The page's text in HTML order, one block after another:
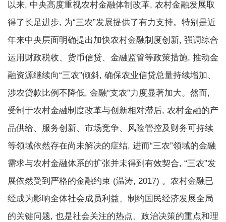
以来, 中央高度重视农村金融体制改革, 农村金融发展取
得了长足进步, 为“三农”发展提供了有力支持。特别是近
年来中央层面明确提出加快农村金融制度创新, 强调综合
运用财政税收、货币信贷、金融监管等政策措施, 推动金
融资源继续向“三农”倾斜, 确保农业信贷总量持续增加、
涉农贷款比例不降低, 金融“支农”力度显著加大。然而,
受制于农村金融制度改革与创新相对滞后, 农村金融的产
品供给、服务创新、市场竞争、风险管控及财务可持续
等领域依然存在尚未解决的症结, 进而“三农”领域的金融
需求与农村金融体系的扩张并未得到有效契合, “三农”发
展依然受到严格的金融约束 (温涛, 2017) 。农村金融已
经成为影响全体社会成员利益、制约国民经济发展全局
的关键问题, 也是社会关注的热点、政治决策的重点和理